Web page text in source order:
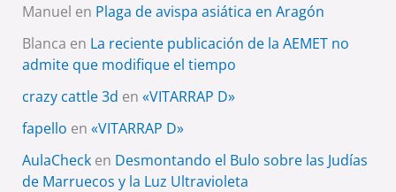
Manuel en Plaga de avispa asiática en Aragón
Blanca en La reciente publicación de la AEMET no
admite que modifique el tiempo
crazy cattle 3d en «VITARRAP D»
fapello en «VITARRAP D»
AulaChecken Desmontando el Bulo sobre las Judías
de Marruecos y la Luz Ultravioleta